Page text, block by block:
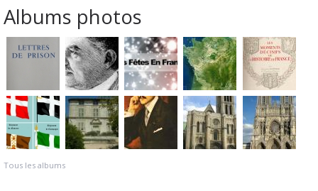
Albums photos
Tous les albums